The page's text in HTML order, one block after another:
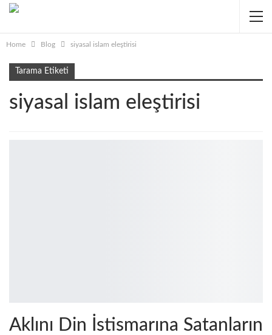
Home Blog siyasal islam eleştirisi
Tarama Etiketi
siyasal islam eleştirisi
Aklını Din İstismarına Satanların